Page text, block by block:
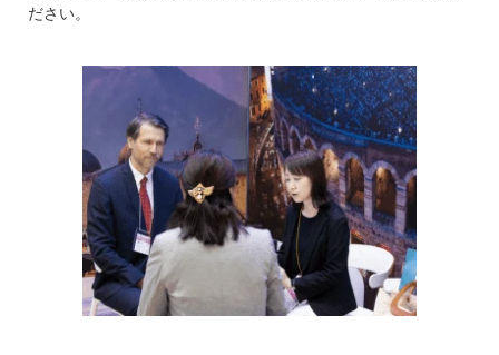
ださい。